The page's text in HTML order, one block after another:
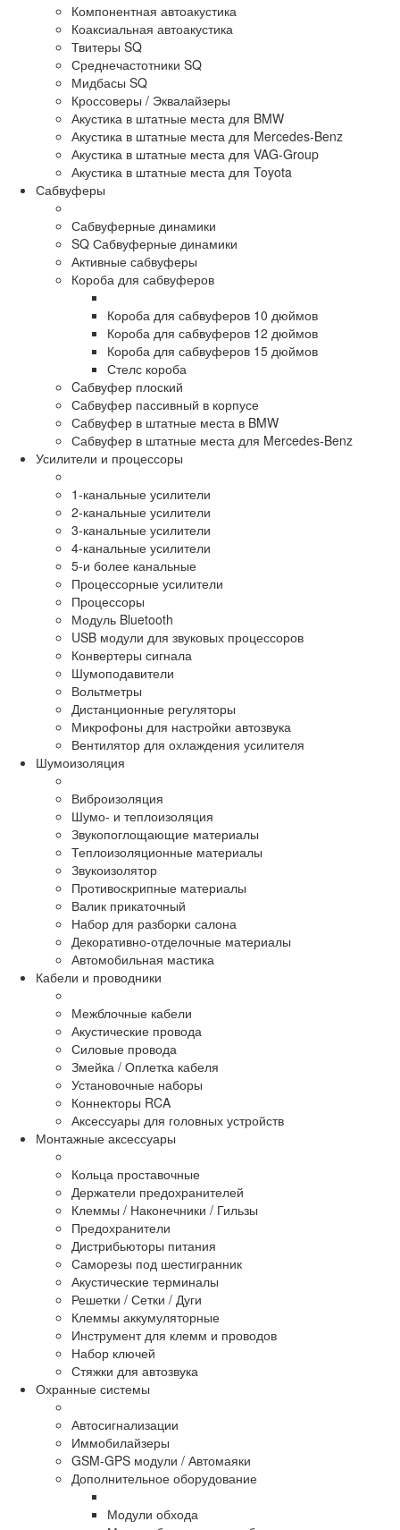
Компонентная автоакустика
Коаксиальная автоакустика
Твитеры SQ
Среднечастотники SQ
Мидбасы SQ
Кроссоверы / Эквалайзеры
Акустика в штатные места для BMW
Акустика в штатные места для Mercedes-Benz
Акустика в штатные места для VAG-Group
Акустика в штатные места для Toyota
Сабвуферы
Сабвуферные динамики
SQ Сабвуферные динамики
Активные сабвуферы
Короба для сабвуферов
Короба для сабвуферов 10 дюймов
Короба для сабвуферов 12 дюймов
Короба для сабвуферов 15 дюймов
Стелс короба
Cабвуфер плоский
Сабвуфер пассивный в корпусе
Сабвуфер в штатные места в BMW
Сабвуфер в штатные места для Mercedes-Benz
Усилители и процессоры
1-канальные усилители
2-канальные усилители
3-канальные усилители
4-канальные усилители
5-и более канальные
Процессорные усилители
Процессоры
Модуль Bluetooth
USB модули для звуковых процессоров
Конвертеры сигнала
Шумоподавители
Вольтметры
Дистанционные регуляторы
Микрофоны для настройки автозвука
Вентилятор для охлаждения усилителя
Шумоизоляция
Виброизоляция
Шумо- и теплоизоляция
Звукопоглощающие материалы
Теплоизоляционные материалы
Звукоизолятор
Противоскрипные материалы
Валик прикаточный
Набор для разборки салона
Декоративно-отделочные материалы
Автомобильная мастика
Кабели и проводники
Межблочные кабели
Акустические провода
Силовые провода
Змейка / Оплетка кабеля
Установочные наборы
Коннекторы RCA
Аксессуары для головных устройств
Монтажные аксессуары
Кольца проставочные
Держатели предохранителей
Клеммы / Наконечники / Гильзы
Предохранители
Дистрибьюторы питания
Саморезы под шестигранник
Акустические терминалы
Решетки / Сетки / Дуги
Клеммы аккумуляторные
Инструмент для клемм и проводов
Набор ключей
Стяжки для автозвука
Охранные системы
Автосигнализации
Иммобилайзеры
GSM-GPS модули / Автомаяки
Дополнительное оборудование
Модули обхода